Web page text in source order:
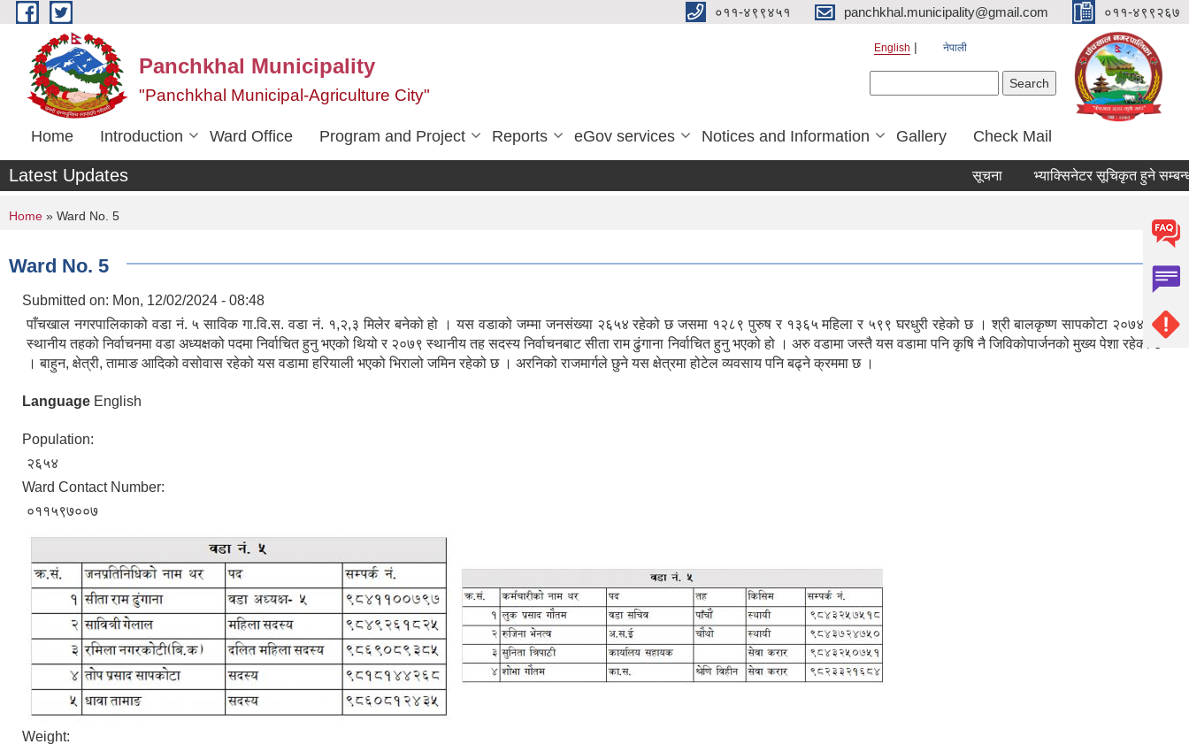
Skip to main content ०११-४९९४५१ panchkhal.municipality@gmail.com ०११-४९९२६७
Panchkhal Municipality
"Panchkhal Municipal-Agriculture City"
English नेपाली
Home Introduction Ward Office Program and Project Reports eGov services Notices and Information Gallery Check Mail
Latest Updates सूचना भ्याक्सिनेटर सूचिकृत हुने सम्बन्धमा।
You are here
Home » Ward No. 5
Ward No. 5
Submitted on: Mon, 12/02/2024 - 08:48
पाँचखाल नगरपालिकाको वडा नं. ५ साविक गा.वि.स. वडा नं. १,२,३ मिलेर बनेको हो । यस वडाको जम्मा जनसंख्या २६५४ रहेको छ जसमा १२८९ पुरुष र १३६५ महिला र ५९९ घरधुरी रहेको छ । श्री बालकृष्ण सापकोटा २०७४ को
स्थानीय तहको निर्वाचनमा वडा अध्यक्षको पदमा निर्वाचित हुनु भएको थियो र २०७९ स्थानीय तह सदस्य निर्वाचनबाट सीता राम ढुंगाना निर्वाचित हुनु भएको हो । अरु वडामा जस्तै यस वडामा पनि कृषि नै जिविकोपार्जनको मुख्य पेशा रहेको छ
। बाहुन, क्षेत्री, तामाङ आदिको वसोवास रहेको यस वडामा हरियाली भएको भिरालो जमिन रहेको छ । अरनिको राजमार्गले छुने यस क्षेत्रमा होटेल व्यवसाय पनि बढ्ने क्रममा छ ।
Language English
Population:
२६५४
Ward Contact Number:
०११५९७००७
Weight: